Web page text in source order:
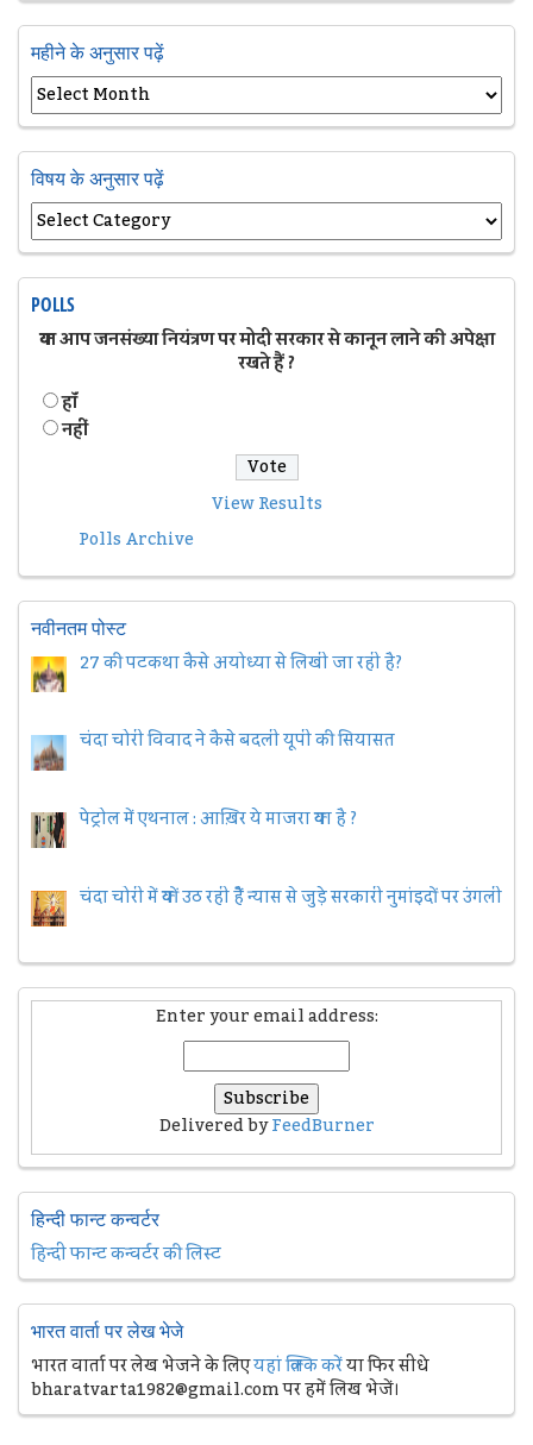
महीने के अनुसार पढ़ें
विषय के अनुसार पढ़ें
POLLS
क्या आप जनसंख्या नियंत्रण पर मोदी सरकार से कानून लाने की अपेक्षा
रखते हैं ?
हॉं
नहीं
View Results
Polls Archive
नवीनतम पोस्ट
27 की पटकथा कैसे अयोध्या से लिखी जा रही है?
चंदा चोरी विवाद ने कैसे बदली यूपी की सियासत
पेट्रोल में एथनाल : आख़िर ये माजरा क्या है ?
चंदा चोरी में क्यों उठ रही हैैं न्यास से जुड़े सरकारी नुमांइदों पर उंगली
Enter your email address:
Delivered byFeedBurner
हिन्दी फान्ट कन्वर्टर
हिन्दी फान्ट कन्वर्टर की लिस्ट
भारत वार्ता पर लेख भेजे
भारत वार्ता पर लेख भेजने के लिएयहां क्लिक करेंया फिर सीधे
bharatvarta1982@gmail.com पर हमें लिख भेजें।